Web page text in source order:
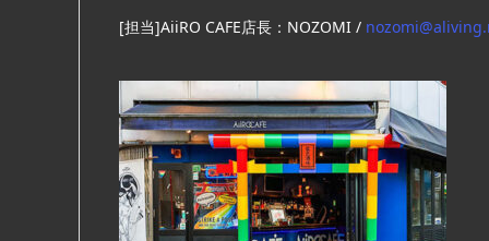
[担当]AiiRO CAFE店長：NOZOMI /